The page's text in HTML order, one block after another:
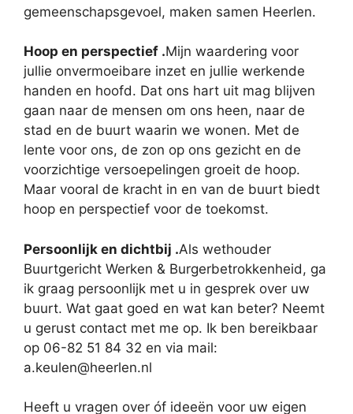
gemeenschapsgevoel, maken samen Heerlen.
Hoop en perspectief .Mijn waardering voor
jullie onvermoeibare inzet en jullie werkende
handen en hoofd. Dat ons hart uit mag blijven
gaan naar de mensen om ons heen, naar de
stad en de buurt waarin we wonen. Met de
lente voor ons, de zon op ons gezicht en de
voorzichtige versoepelingen groeit de hoop.
Maar vooral de kracht in en van de buurt biedt
hoop en perspectief voor de toekomst.
Persoonlijk en dichtbij .Als wethouder
Buurtgericht Werken & Burgerbetrokkenheid, ga
ik graag persoonlijk met u in gesprek over uw
buurt. Wat gaat goed en wat kan beter? Neemt
u gerust contact met me op. Ik ben bereikbaar
op 06-82 51 84 32 en via mail:
a.keulen@heerlen.nl
Heeft u vragen over óf ideeën voor uw eigen